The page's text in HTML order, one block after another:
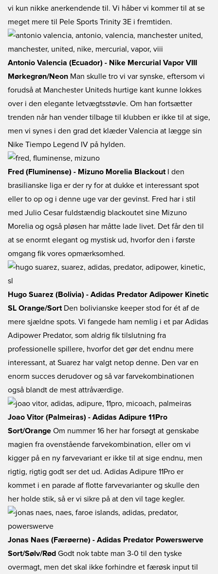
vi kun nikke anerkendende til. Vi håber vi kommer til at se
meget mere til Pele Sports Trinity 3E i fremtiden.
Antonio Valencia (Ecuador) - Nike Mercurial Vapor VIII
Mørkegrøn/Neon Man skulle tro vi var synske, eftersom vi
forudså at Manchester Uniteds hurtige kant kunne lokkes
over i den elegante letvægtsstøvle. Om han fortsætter
trenden når han vender tilbage til klubben er ikke til at sige,
men vi synes i den grad det klæder Valencia at lægge sin
Nike Tiempo Legend IV på hylden.
Fred (Fluminense) - Mizuno Morelia Blackout I den
brasilianske liga er der ry for at dukke et interessant spot
eller to op og i denne uge var der gevinst. Fred har i stil
med Julio Cesar fuldstændig blackoutet sine Mizuno
Morelia og også pløsen har måtte lade livet. Det får den til
at se enormt elegant og mystisk ud, hvorfor den i første
omgang fik vores opmærksomhed.
Hugo Suarez (Bolivia) - Adidas Predator Adipower Kinetic
SL Orange/Sort Den bolivianske keeper stod for ét af de
mere sjældne spots. Vi fangede ham nemlig i et par Adidas
Adipower Predator, som aldrig fik tilslutning fra
professionelle spillere, hvorfor det gør det endnu mere
interessant, at Suarez har valgt netop denne. Den var en
enorm succes derudover og så var farvekombinationen
også blandt de mest attråværdige.
Joao Vitor (Palmeiras) - Adidas Adipure 11Pro
Sort/Orange Om nummer 16 her har forsøgt at genskabe
magien fra ovenstående farvekombination, eller om vi
kigger på en ny farvevariant er ikke til at sige endnu, men
rigtig, rigtig godt ser det ud. Adidas Adipure 11Pro er
kommet i en parade af flotte farvevarianter og skulle den
her holde stik, så er vi sikre på at den vil tage kegler.
Jonas Naes (Færøerne) - Adidas Predator Powerswerve
Sort/Sølv/Rød Godt nok tabte man 3-0 til den tyske
overmagt, men det skal ikke forhindre et færøsk input til